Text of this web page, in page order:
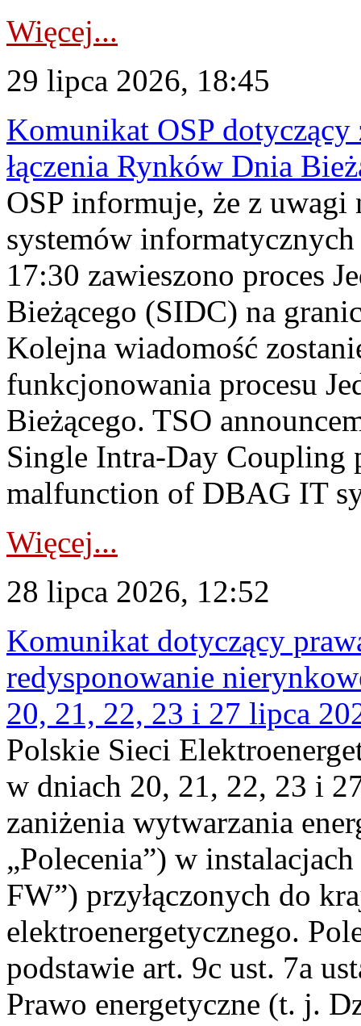
Więcej...
29 lipca 2026, 18:45
Komunikat OSP dotyczący
łączenia Rynków Dnia
OSP informuje, że z uwagi
systemów
17:30 zawieszono proces
Bieżącego (SIDC) na
Kolejna wiadomość
funkcjonowania procesu
Bieżącego. TSO
Single Intra-Day Coupling
malfunction of DBAG IT
Więcej...
28 lipca 2026, 12:52
Komunikat dotyczący
redysponowanie
20, 21, 22, 23 i 27 lipca
Polskie Sieci
w dniach 20, 21, 22, 23 i
zaniżenia wytwarzania
„Polecenia”) w
FW”) przyłączonych do
elektroenergetycznego.
podstawie art. 9c ust. 7a
Prawo energetyczne (t. j.